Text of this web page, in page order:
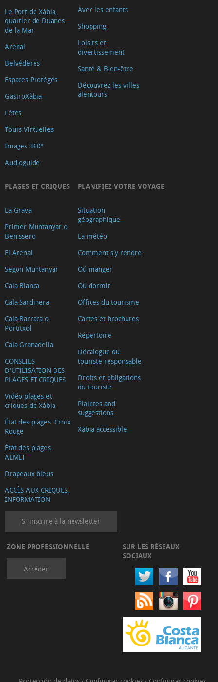
Le Port de Xàbia,
quartier de Duanes
de la Mar
Arenal
Belvédères
Espaces Protégés
GastroXàbia
Fêtes
Tours Virtuelles
Images 360º
Audioguide
Avec les enfants
Shopping
Loisirs et
divertissement
Santé & Bien-être
Découvrez les villes
alentours
PLAGES ET CRIQUES
La Grava
Primer Muntanyar o
Benissero
El Arenal
Segon Muntanyar
Cala Blanca
Cala Sardinera
Cala Barraca o
Portitxol
Cala Granadella
CONSEILS
D'UTILISATION DES
PLAGES ET CRIQUES
Vidéo plages et
criques de Xàbia
État des plages. Croix
Rouge
État des plages.
AEMET
Drapeaux bleus
ACCÈS AUX CRIQUES
INFORMATION
PLANIFIEZ VOTRE VOYAGE
Situation
géographique
La météo
Comment s'y rendre
Oú manger
Oú dormir
Offices du tourisme
Cartes et brochures
Répertoire
Décalogue du
touriste responsable
Droits et obligations
du touriste
Plaintes and
suggestions
Xàbia accessible
S´inscrire à la newsletter
ZONE PROFESSIONNELLE
Accéder
SUR LES RÉSEAUX
SOCIAUX